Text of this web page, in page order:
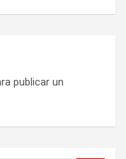
publicar un